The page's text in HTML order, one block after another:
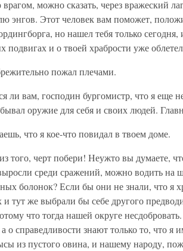
можно сказать, через вражеский
энгов. Этот человек вам поможет,
но нашел тебя только сегодня,
подвигах и о твоей храбрости уже
пожал плечами.
ли вам, господин бургомистр, что я еще
оружие для себя и своих людей.
что я кое-что повидал в твоем доме.
того, черт побери! Неужто вы думаете,
среди сражений, можно водить на
болонок? Если бы они не знали, что я
и тут же выбрали бы себе другого
что тогда нашей округе
о справедливости знают только то, что
из пустого овина, и нашему народу,